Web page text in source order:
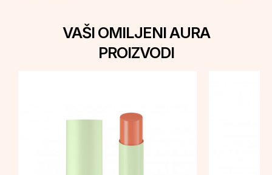
VAŠI OMILJENI AURA
PROIZVODI